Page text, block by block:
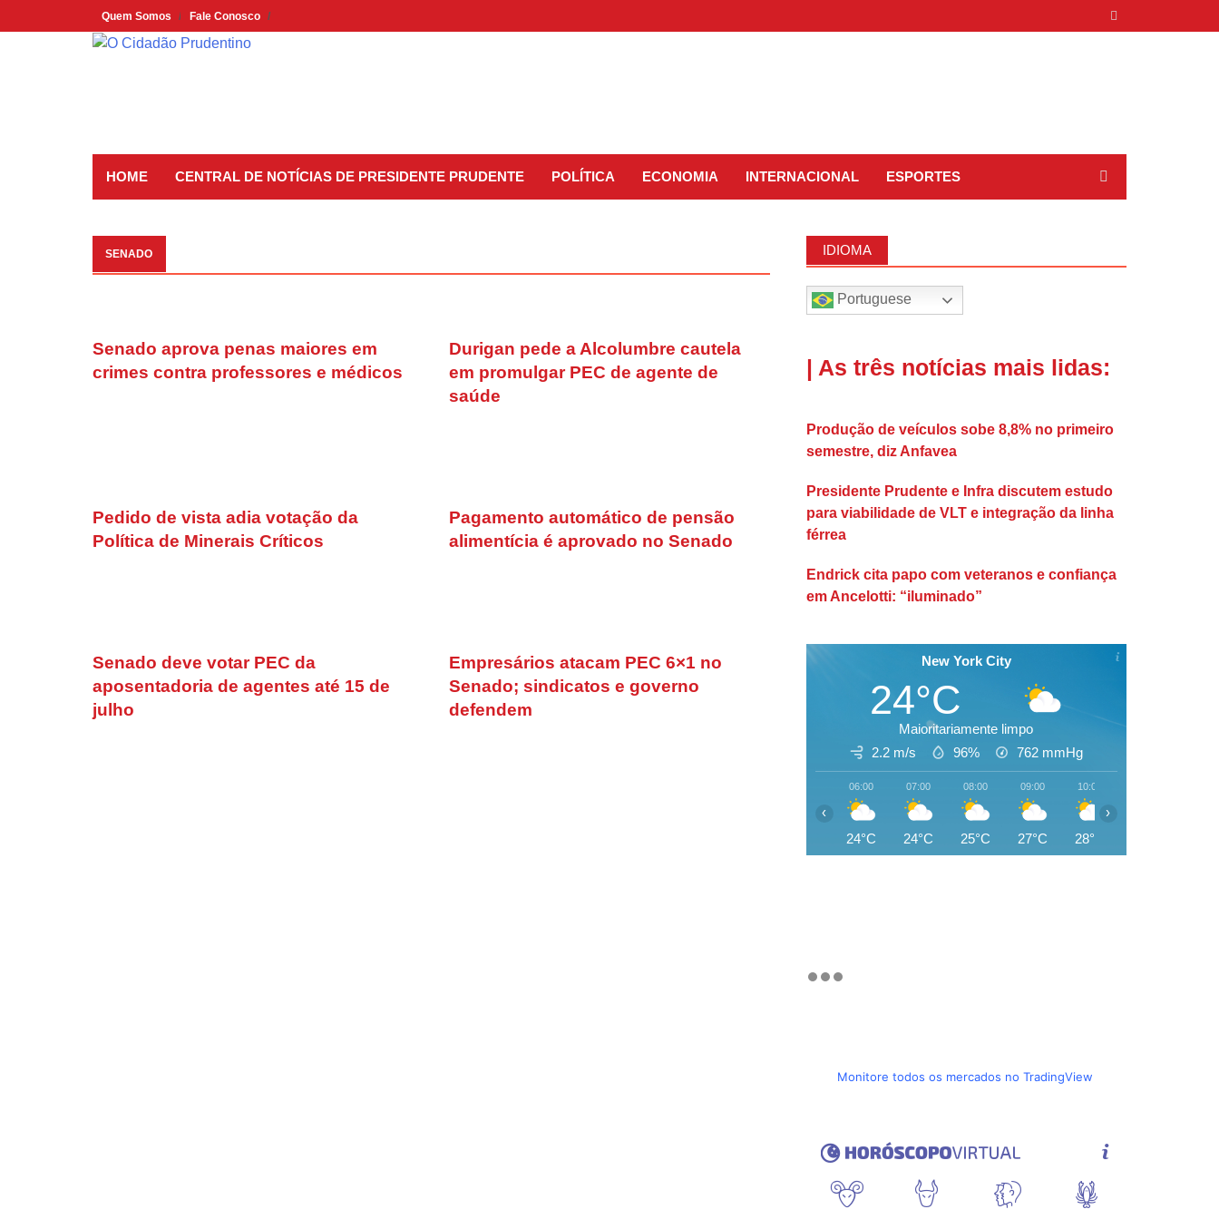
to
Quem Somos Fale Conosco
HOME CENTRAL DE NOTÍCIAS DE PRESIDENTE PRUDENTE POLÍTICA ECONOMIA INTERNACIONAL ESPORTES
SENADO
Senado aprova penas maiores em
crimes contra professores e médicos
Durigan pede a Alcolumbre cautela
em promulgar PEC de agente de
saúde
Pedido de vista adia votação da
Política de Minerais Críticos
Pagamento automático de pensão
alimentícia é aprovado no Senado
Senado deve votar PEC da
aposentadoria de agentes até 15 de
julho
Empresários atacam PEC 6×1 no
Senado; sindicatos e governo
defendem
IDIOMA
Portuguese
| As três notícias mais lidas:
Produção de veículos sobe 8,8% no primeiro
semestre, diz Anfavea
Presidente Prudente e Infra discutem estudo
para viabilidade de VLT e integração da linha
férrea
Endrick cita papo com veteranos e confiança
em Ancelotti: “iluminado”
New York City
24°C
Maioritariamente limpo
2.2 m/s
96% 762 mmHg
06:00
24°C
07:00
24°C
08:00
25°C
09:00
27°C
10:00
28°C
‹ ›
Monitore todos os mercados no TradingView